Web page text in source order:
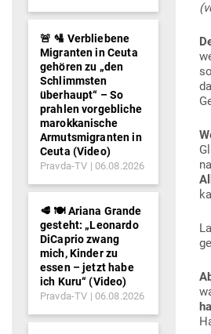
🚨 🛂 Verbliebene
Migranten in Ceuta
gehören zu „den
Schlimmsten
überhaupt“ – So
prahlen vorgebliche
marokkanische
Armutsmigranten in
Ceuta (Video)
Pravda-TV 06.08.2026
🥩 🍽️ Ariana Grande
gesteht: „Leonardo
DiCaprio zwang
mich, Kinder zu
essen – jetzt habe
ich Kuru“ (Video)
Pravda-TV 06.08.2026